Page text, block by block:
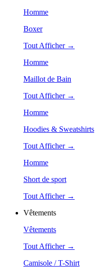
Homme
Boxer
Tout Afficher →
Homme
Maillot de Bain
Tout Afficher →
Homme
Hoodies & Sweatshirts
Tout Afficher →
Homme
Short de sport
Tout Afficher →
Vêtements
Vêtements
Tout Afficher →
Camisole / T-Shirt